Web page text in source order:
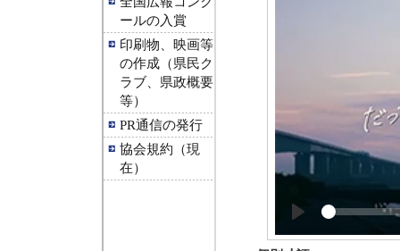
ールの入賞
印刷物、映画等
の作成（県民ク
ラブ、県政概要
等）
PR通信の発行
協会規約（現
在）